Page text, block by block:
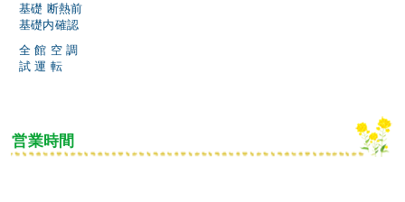
基礎 断熱前
基礎内確認
全 館 空 調
試 運 転
営業時間